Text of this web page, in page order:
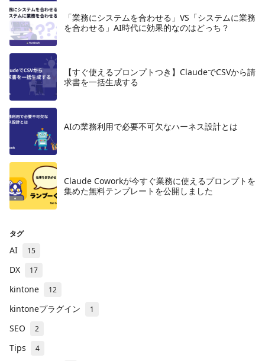
「業務にシステムを合わせる」VS「システムに業務
を合わせる」AI時代に効果的なのはどっち？
【すぐ使えるプロンプトつき】ClaudeでCSVから請
求書を一括生成する
AIの業務利用で必要不可欠なハーネス設計とは
Claude Coworkが今すぐ業務に使えるプロンプトを
集めた無料テンプレートを公開しました
タグ
AI 15
DX 17
kintone 12
kintoneプラグイン 1
SEO 2
Tips 4